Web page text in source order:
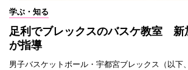
学ぶ・知る
足利でブレックスのバスケ教室 新
が指導
男子バスケットボール・宇都宮ブレックス（以下